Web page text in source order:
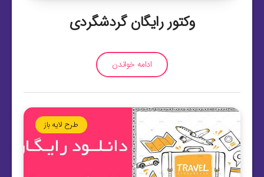
وکتور رایگان گردشگردی
ادامه خواندن
طرح لایه باز